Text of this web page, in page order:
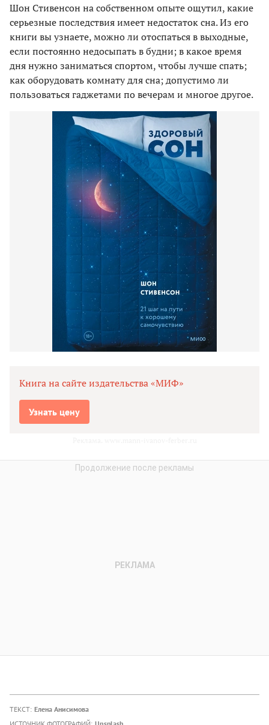
Шон Стивенсон на собственном опыте ощутил, какие
серьезные последствия имеет недостаток сна. Из его
книги вы узнаете, можно ли отоспаться в выходные,
если постоянно недосыпать в будни; в какое время
дня нужно заниматься спортом, чтобы лучше спать;
как оборудовать комнату для сна; допустимо ли
пользоваться гаджетами по вечерам и многое другое.
Книга на сайте издательства «МИФ»
Узнать цену
ТЕКСТ: Елена Анисимова